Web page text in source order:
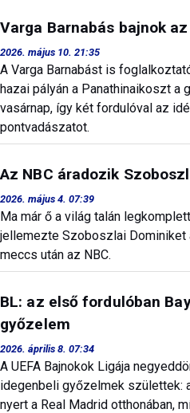
Varga Barnabás bajnok
2026. május 10. 21:35
A Varga Barnabást is
hazai pályán a Panathinaikoszt a
vasárnap, így két fordulóval az
pontvadászatot.
Az NBC áradozik
2026. május 4. 07:39
Ma már ő a világ talán
jellemezte Szoboszlai Dominiket
meccs után az NBC.
BL: az első fordulóban
győzelem
2026. április 8. 07:34
A UEFA Bajnokok Ligája
idegenbeli győzelmek születtek:
nyert a Real Madrid otthonában,